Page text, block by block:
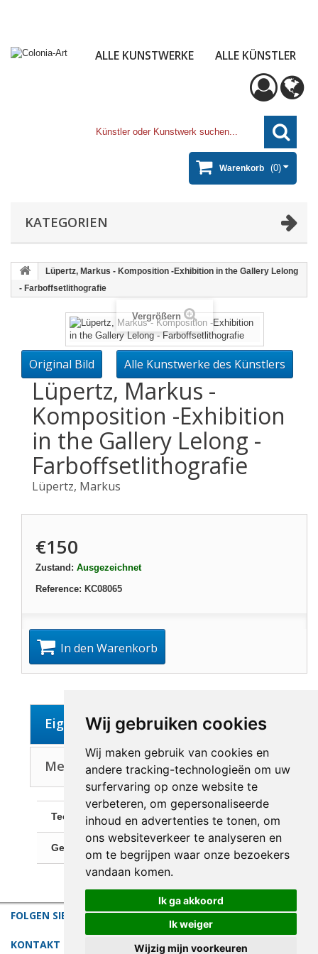
Wij gebruiken cookies
Wij maken gebruik van cookies en
andere tracking-technologieën om uw
surfervaring op onze website te
verbeteren, om gepersonaliseerde
inhoud en advertenties te tonen, om
ons websiteverkeer te analyseren en
om te begrijpen waar onze bezoekers
vandaan komen.
Ik ga akkoord
Ik weiger
Wijzig mijn voorkeuren
ALLE KUNSTWERKE ALLE KÜNSTLER
Warenkorb (0)
KATEGORIEN
Lüpertz, Markus - Komposition -Exhibition in the Gallery Lelong
- Farboffsetlithografie
Vergrößern
Original Bild Alle Kunstwerke des Künstlers
Lüpertz, Markus -
Komposition -Exhibition
in the Gallery Lelong -
Farboffsetlithografie
Lüpertz, Markus
€150
Zustand: Ausgezeichnet
Reference: KC08065
In den Warenkorb
Eigenschaften
Mehr über Künstler: Lüpertz, Markus
Technik: coloroffsetlithograph
Gesamtabmessungen: 76 x 56 cm
FOLGEN SIE UNS
KONTAKT